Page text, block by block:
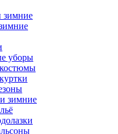
зимние
уборы
зимние